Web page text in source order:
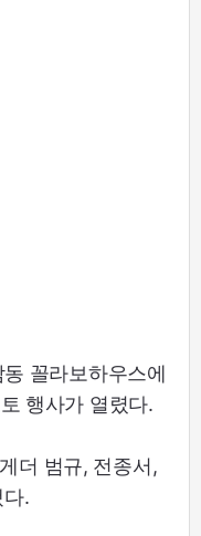
꼴라보하우스에
행사가 열렸다.
더 범규, 전종서,
.